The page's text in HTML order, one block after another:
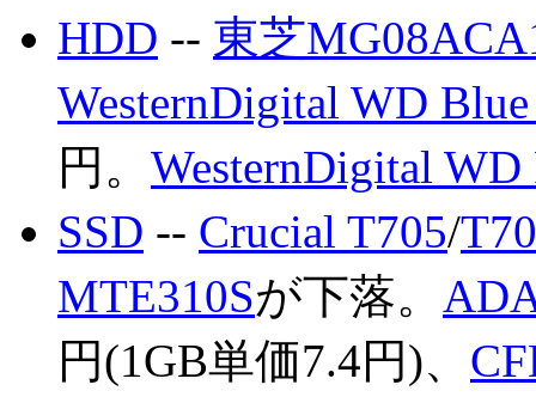
HDD -- 東芝
WesternDigital WD
円。 WesternDigital WD
SSD -- Crucial T705/
MTE310Sが下落。
円(1GB単価7.4円)、